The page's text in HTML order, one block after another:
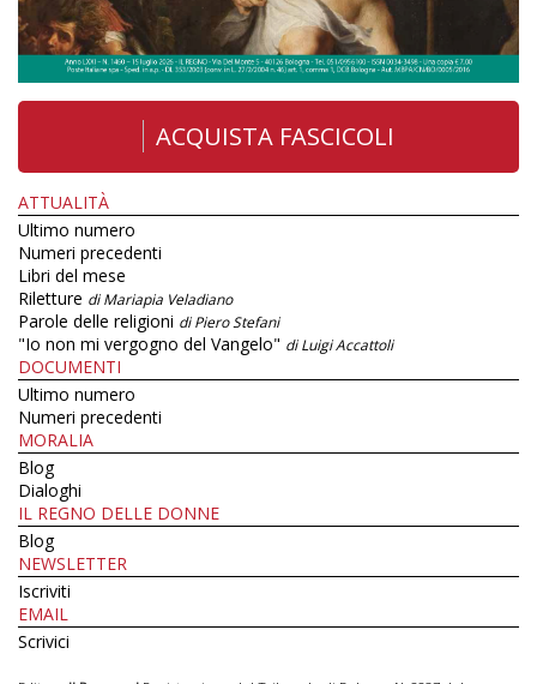
ACQUISTA FASCICOLI
ATTUALITÀ
Ultimo numero
Numeri precedenti
Libri del mese
Riletture di Mariapia Veladiano
Parole delle religioni di Piero Stefani
"Io non mi vergogno del Vangelo" di Luigi Accattoli
DOCUMENTI
Ultimo numero
Numeri precedenti
MORALIA
Blog
Dialoghi
IL REGNO DELLE DONNE
Blog
NEWSLETTER
Iscriviti
EMAIL
Scrivici